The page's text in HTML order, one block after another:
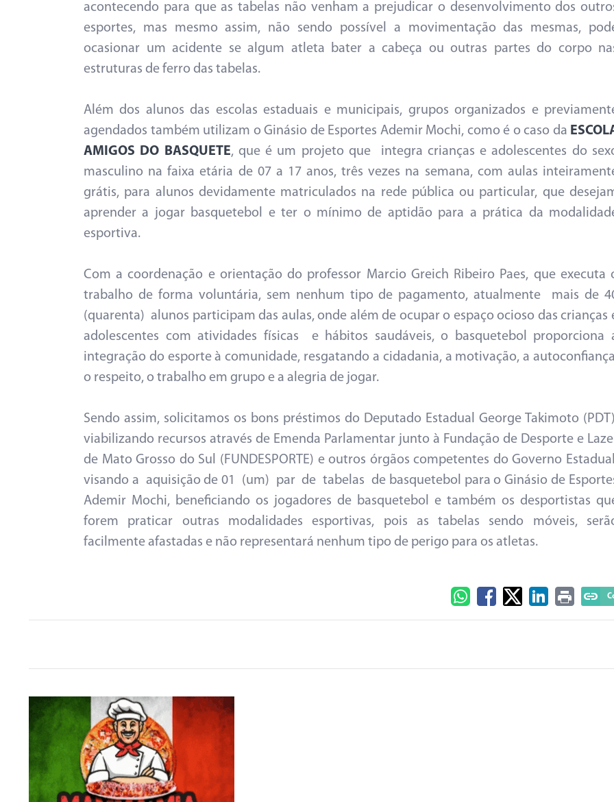
acontecendo para que as tabelas não venham a prejudicar o desenvolvimento dos
esportes, mas mesmo assim, não sendo possível a movimentação das mesmas,
ocasionar um acidente se algum atleta bater a cabeça ou outras partes do corpo
estruturas de ferro das tabelas.
Além dos alunos das escolas estaduais e municipais, grupos organizados e
agendados também utilizam o Ginásio de Esportes Ademir Mochi, como é o caso da
AMIGOS DO BASQUETE, que é um projeto que integra crianças e adolescentes do
masculino na faixa etária de 07 a 17 anos, três vezes na semana, com aulas
grátis, para alunos devidamente matriculados na rede pública ou particular, que
aprender a jogar basquetebol e ter o mínimo de aptidão para a prática da
esportiva.
Com a coordenação e orientação do professor Marcio Greich Ribeiro Paes, que executa
trabalho de forma voluntária, sem nenhum tipo de pagamento, atualmente mais de
(quarenta) alunos participam das aulas, onde além de ocupar o espaço ocioso das crianças
adolescentes com atividades físicas e hábitos saudáveis, o basquetebol proporciona
integração do esporte à comunidade, resgatando a cidadania, a motivação, a
o respeito, o trabalho em grupo e a alegria de jogar.
Sendo assim, solicitamos os bons préstimos do Deputado Estadual George Takimoto
viabilizando recursos através de Emenda Parlamentar junto à Fundação de Desporte e
de Mato Grosso do Sul (FUNDESPORTE) e outros órgãos competentes do Governo
visando a aquisição de 01 (um) par de tabelas de basquetebol para o Ginásio de
Ademir Mochi, beneficiando os jogadores de basquetebol e também os desportistas
forem praticar outras modalidades esportivas, pois as tabelas sendo móveis,
facilmente afastadas e não representará nenhum tipo de perigo para os atletas.